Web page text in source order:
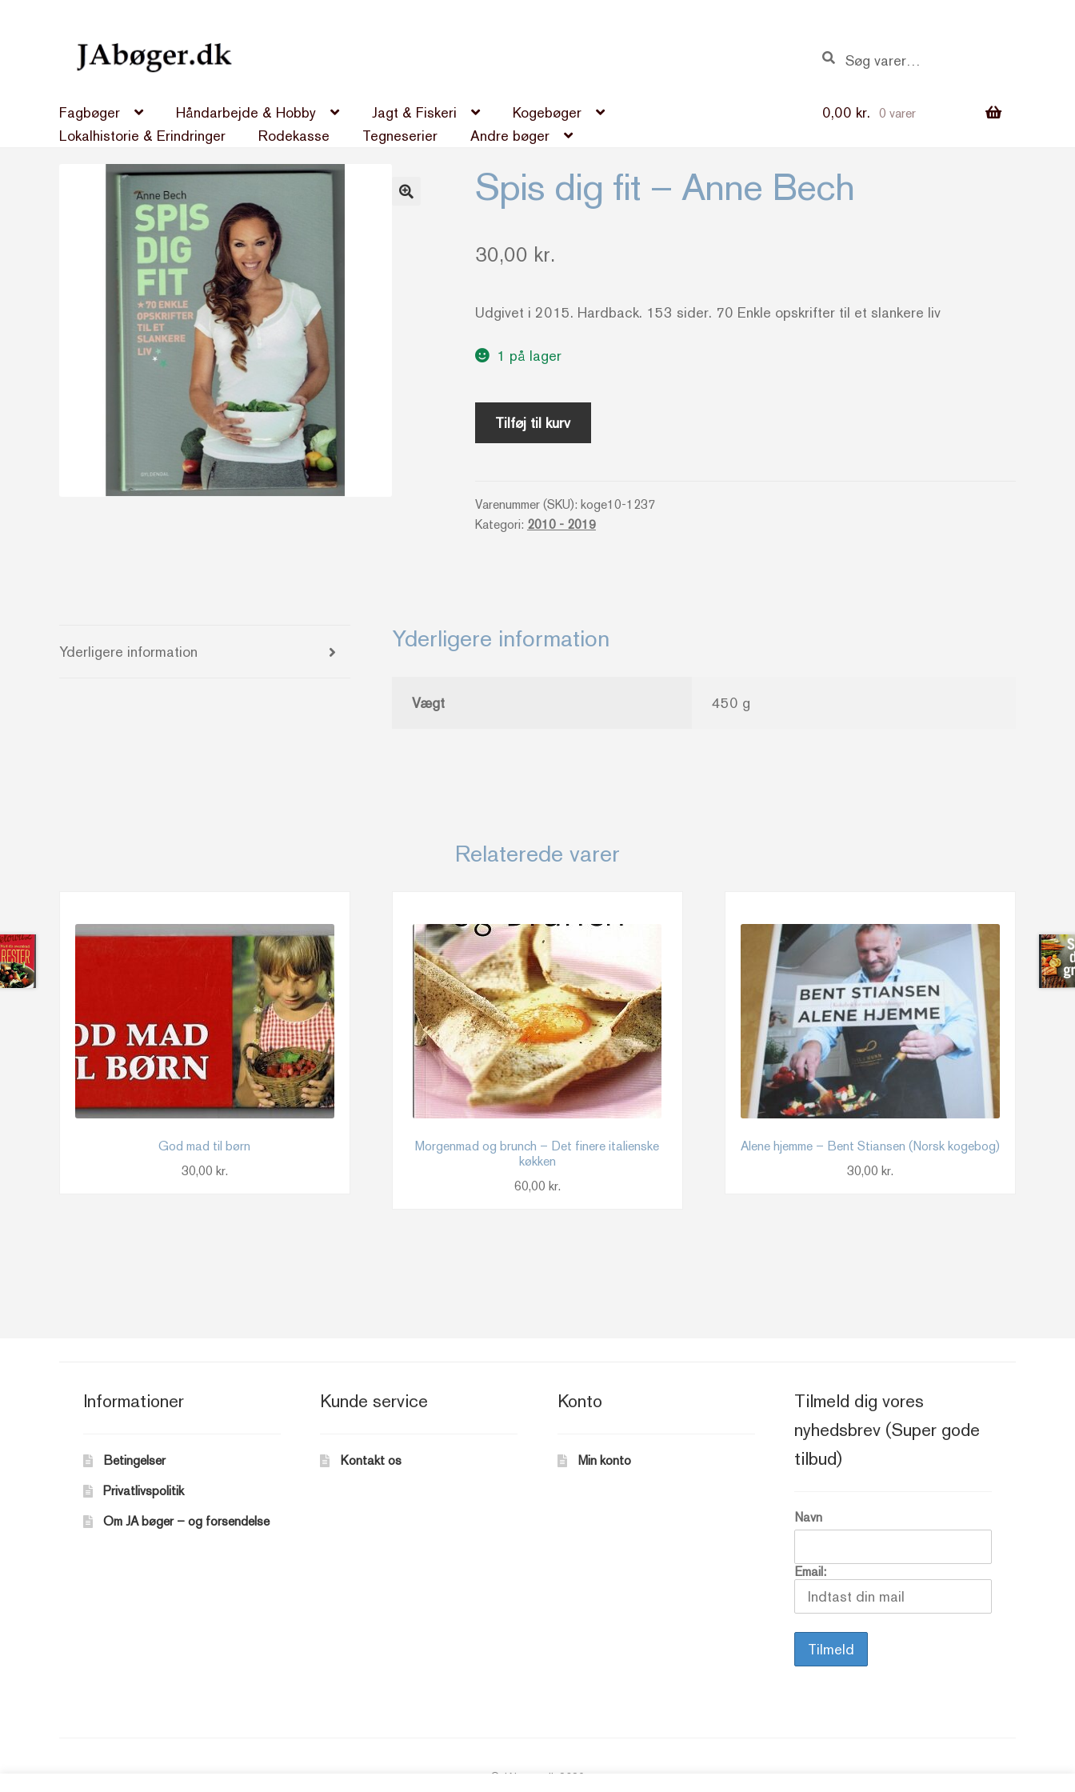
Spring
Spring
efter:
Søg
Fagbøger Håndarbejde & Hobby Jagt & Fiskeri
Kogebøger
Lokalhistorie & Erindringer
Rodekasse Tegneserier Andre bøger
0,00 kr. 0 varer
Spis dig fit – Anne Bech
30,00 kr.
Udgivet i 2015. Hardback. 153 sider. 70 Enkle opskrifter til et slankere liv
1 på lager
Spis
Anne
Bech
Tilføj til kurv
Varenummer (SKU): koge10-1237
Kategori: 2010 - 2019
Yderligere information Yderligere information
Vægt 450 g
Relaterede varer
God mad til børn
30,00 kr.
Morgenmad og brunch – Det finere italienske
køkken
60,00 kr.
Alene hjemme – Bent Stiansen (Norsk kogebog)
30,00kr.
Informationer
Betingelser
Privatlivspolitik
Om JA bøger – og forsendelse
Kunde service
Kontakt os
Konto
Min konto
Tilmeld dig vores
nyhedsbrev (Super gode
tilbud)
Navn
Email:
© JAbøger.dk 2026